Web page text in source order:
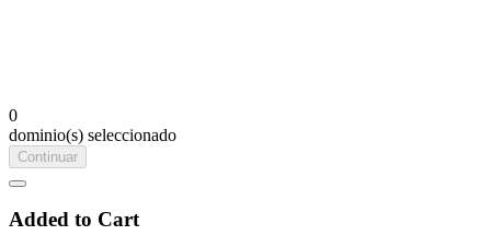
0
dominio(s) seleccionado
Continuar
Added to Cart